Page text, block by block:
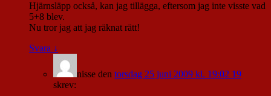
Hjärnsläpp också, kan jag tillägga, eftersom jag inte visste vad
5+8 blev.
Nu tror jag att jag räknat rätt!
Svara ↓
nisse den torsdag 25 juni 2009 kl. 19:02 19
skrev: